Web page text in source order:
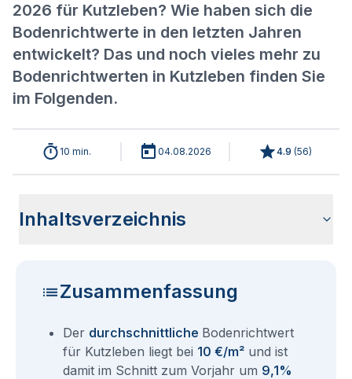
2026 für Kutzleben? Wie haben sich die
Bodenrichtwerte in den letzten Jahren
entwickelt? Das und noch vieles mehr zu
Bodenrichtwerten in Kutzleben finden Sie
im Folgenden.
10 min. 04.08.2026 4.9 (56)
Inhaltsverzeichnis
Zusammenfassung
Der durchschnittliche Bodenrichtwert
für Kutzleben liegt bei 10 €/m² und ist
damit im Schnitt zum Vorjahr um 9,1%